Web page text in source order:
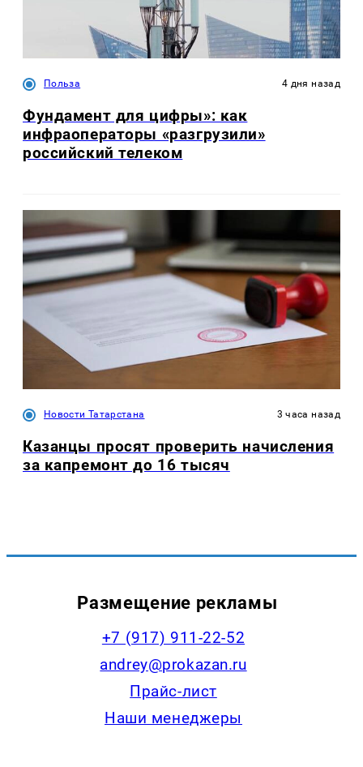
Польза 4 дня назад
Фундамент для цифры»: как
инфраоператоры «разгрузили»
российский телеком
Новости Татарстана 3 часа назад
Казанцы просят проверить начисления
за капремонт до 16 тысяч
Размещение рекламы
+7 (917) 911-22-52
andrey@prokazan.ru
Прайс-лист
Наши менеджеры